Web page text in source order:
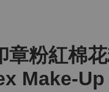
章粉紅棉
Make-